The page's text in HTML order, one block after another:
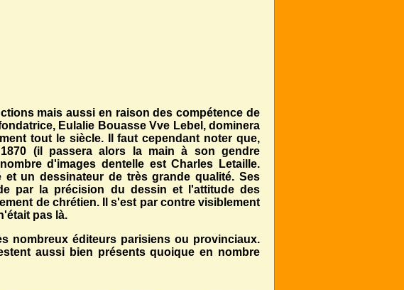
mais aussi en raison des compétence de
Eulalie Bouasse Vve Lebel, dominera
tout le siècle. Il faut cependant noter que,
(il passera alors la main à son gendre
d'images dentelle est Charles Letaille.
un dessinateur de très grande qualité. Ses
par la précision du dessin et l'attitude des
de chrétien. Il s'est par contre visiblement
pas là.
nombreux éditeurs parisiens ou provinciaux.
aussi bien présents quoique en nombre